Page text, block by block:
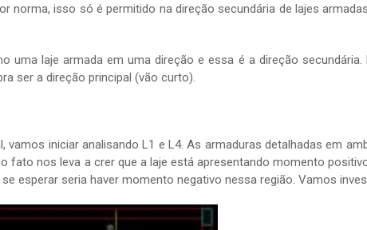
norma, isso só é permitido na direção secundária de lajes
uma laje armada em uma direção e essa é a direção secundária.
ser a direção principal (vão curto).
vamos iniciar analisando L1 e L4. As armaduras detalhadas em
fato nos leva a crer que a laje está apresentando momento
esperar seria haver momento negativo nessa região. Vamos